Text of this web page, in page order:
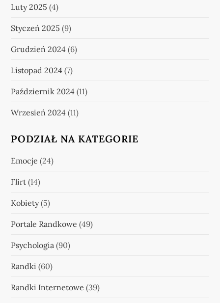
Luty 2025 (4)
Styczeń 2025 (9)
Grudzień 2024 (6)
Listopad 2024 (7)
Październik 2024 (11)
Wrzesień 2024 (11)
PODZIAŁ NA KATEGORIE
Emocje (24)
Flirt (14)
Kobiety(5)
Portale Randkowe (49)
Psychologia (90)
Randki (60)
Randki Internetowe (39)